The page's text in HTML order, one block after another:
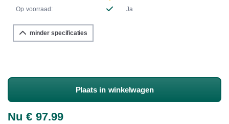
Op voorraad:
Ja
minder specificaties
Plaats in winkelwagen
Nu € 97.99